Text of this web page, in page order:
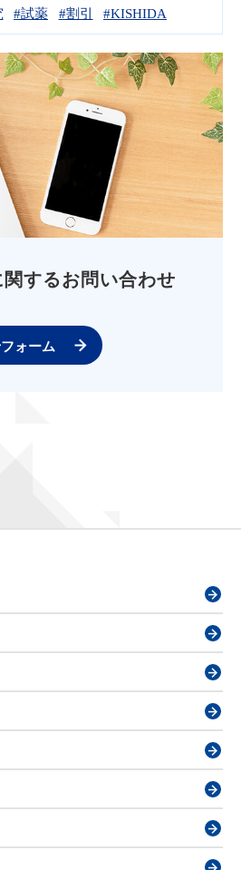
#試薬 #割引 #KISHIDA
するお問い合わせ
ォーム